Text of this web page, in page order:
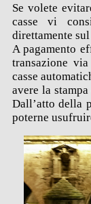
Se volete
casse vi
direttamente
A pagamento
transazione
casse
avere la
Dall’atto della
poterne